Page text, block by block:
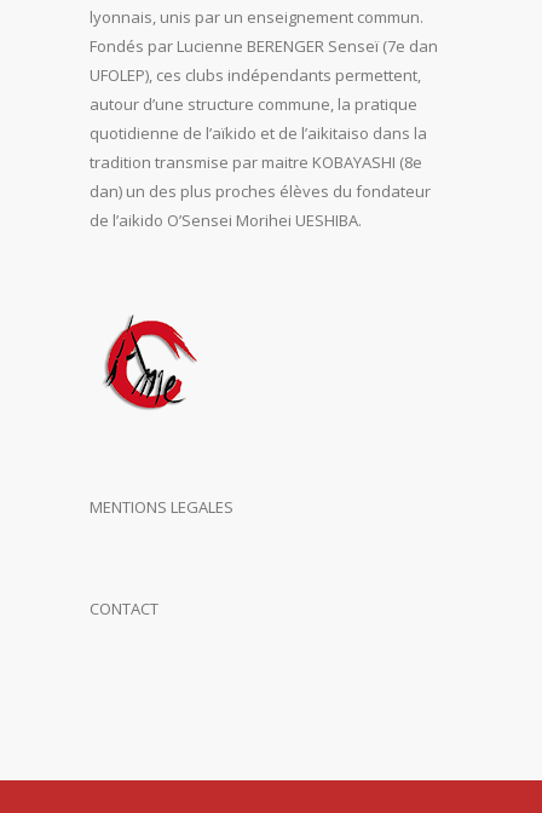
lyonnais, unis par un enseignement commun.
Fondés par Lucienne BERENGER Senseï (7e dan
UFOLEP), ces clubs indépendants permettent,
autour d’une structure commune, la pratique
quotidienne de l’aïkido et de l’aikitaiso dans la
tradition transmise par maitre KOBAYASHI (8e
dan) un des plus proches élèves du fondateur
de l’aikido O’Sensei Morihei UESHIBA.
MENTIONS LEGALES
CONTACT